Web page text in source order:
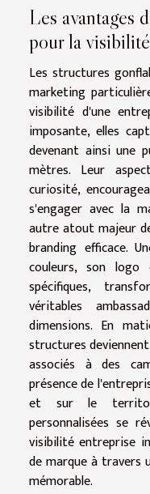
Les avantages
pour la
Les structures
marketing
visibilité d'une
imposante, elles
devenant ainsi une
mètres. Leur
curiosité,
s'engager avec la
autre atout majeur
branding efficace.
couleurs, son logo
spécifiques,
véritables
dimensions. En
structures
associés à des
présence de
et sur le
personnalisées se
visibilité entreprise
de marque à travers
mémorable.